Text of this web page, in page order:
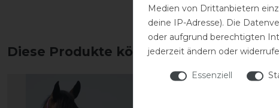
Diese Produkte könnten dich auch
Medien von Drittanbietern
deine IP-Adresse). Die
oder aufgrund berechtigten
jederzeit ändern oder
Essenziell